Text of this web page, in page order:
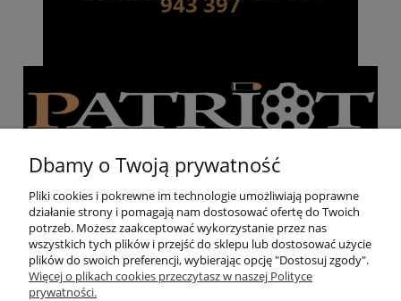
Pomoc
Moje konto
Dbamy o Twoją prywatność
Pliki cookies i pokrewne im technologie umożliwiają poprawne
działanie strony i pomagają nam dostosować ofertę do Twoich
potrzeb. Możesz zaakceptować wykorzystanie przez nas
wszystkich tych plików i przejść do sklepu lub dostosować użycie
plików do swoich preferencji, wybierając opcję "Dostosuj zgody".
Więcej o plikach cookies przeczytasz w naszej Polityce
prywatności.